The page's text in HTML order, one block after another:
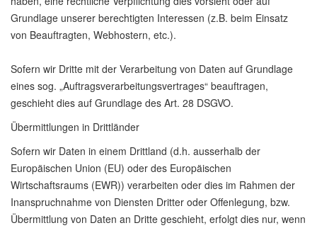
Grundlage unserer berechtigten Interessen (z.B. beim Einsatz
von Beauftragten, Webhostern, etc.).
Sofern wir Dritte mit der Verarbeitung von Daten auf Grundlage
eines sog. „Auftragsverarbeitungsvertrages“ beauftragen,
geschieht dies auf Grundlage des Art. 28 DSGVO.
Übermittlungen in Drittländer
Sofern wir Daten in einem Drittland (d.h. ausserhalb der
Europäischen Union (EU) oder des Europäischen
Wirtschaftsraums (EWR)) verarbeiten oder dies im Rahmen der
Inanspruchnahme von Diensten Dritter oder Offenlegung, bzw.
Übermittlung von Daten an Dritte geschieht, erfolgt dies nur, wenn